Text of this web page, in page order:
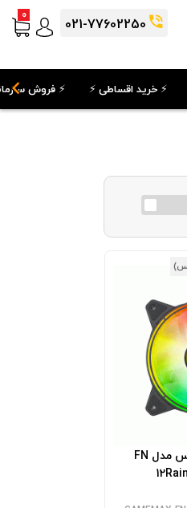
0
021-77602250
⚡️ خرید اقساطی ⚡️ ⚡️ فروش
فن کیس گیم مکس مدل FN